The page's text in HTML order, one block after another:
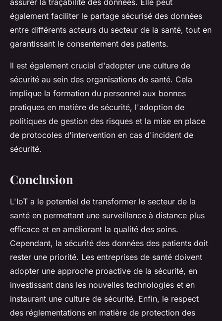
assurer la traçabilité des données. Elle peut
également faciliter le partage sécurisé des données
entre différents acteurs du secteur de la santé, tout en
garantissant le consentement des patients.
Il est également crucial d'adopter une culture de
sécurité au sein des organisations de santé. Cela
implique la formation du personnel aux bonnes
pratiques en matière de sécurité, l'adoption de
politiques de gestion des risques et la mise en place
de protocoles d'intervention en cas d'incident de
sécurité.
Conclusion
L'IoT a le potentiel de transformer le secteur de la
santé en permettant une surveillance à distance plus
efficace et en améliorant la qualité des soins.
Cependant, la sécurité des données des patients doit
rester une priorité. Les entreprises de santé doivent
adopter une approche proactive de la sécurité, en
investissant dans les nouvelles technologies et en
instaurant une culture de sécurité. Enfin, le respect
des réglementations en matière de protection des